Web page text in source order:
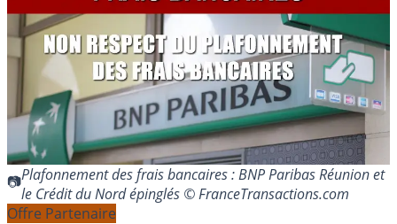
Plafonnement des frais bancaires : BNP Paribas Réunion et
le Crédit du Nord épinglés © FranceTransactions.com
Offre Partenaire